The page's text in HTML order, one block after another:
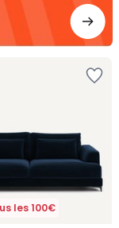
les 100€